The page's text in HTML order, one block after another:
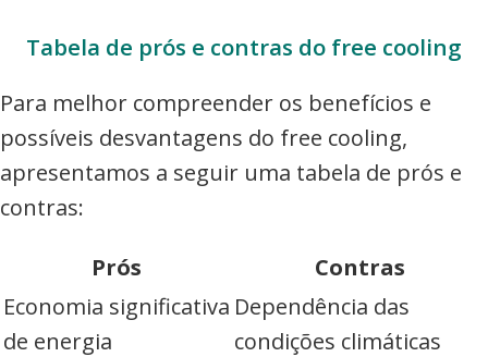
Tabela de prós e contras do free cooling
Para melhor compreender os benefícios e
possíveis desvantagens do free cooling,
apresentamos a seguir uma tabela de prós e
contras:
Prós
Contras
Economia significativa
de energia
Dependência das
condições climáticas